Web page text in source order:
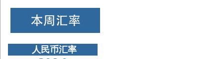
人民币汇率